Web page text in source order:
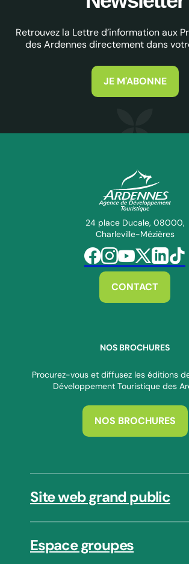
Retrouvez la Lettre d’information aux
des Ardennes directement dans
JE M'ABONNE
ADT des
24 place Ducale, 08000,
Charleville-Mézières
Suivez-nous sur
Suivez-nous sur
Suivez-nous sur
Suivez-nous
Suivez-
CONTACT
NOS BROCHURES
Procurez-vous et diffusez les éditions
Développement Touristique des
NOS BROCHURES
Site web grand public
Espace groupes